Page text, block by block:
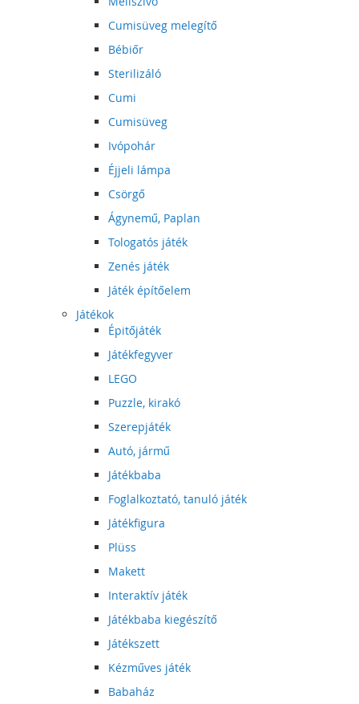
Cumisüveg melegítő
Bébiőr
Sterilizáló
Cumi
Cumisüveg
Ivópohár
Éjjeli lámpa
Csörgő
Ágynemű, Paplan
Tologatós játék
Zenés játék
Játék építőelem
Játékok
Épitőjáték
Játékfegyver
LEGO
Puzzle, kirakó
Szerepjáték
Autó, jármű
Játékbaba
Foglalkoztató, tanuló játék
Játékfigura
Plüss
Makett
Interaktív játék
Játékbaba kiegészítő
Játékszett
Kézműves játék
Babaház